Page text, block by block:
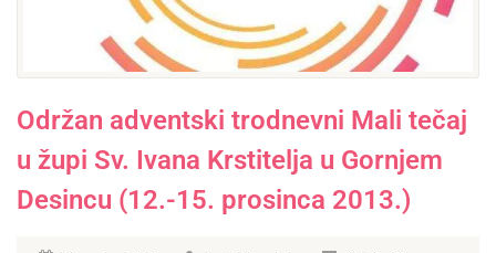
Održan adventski trodnevni Mali tečaj
u župi Sv. Ivana Krstitelja u Gornjem
Desincu (12.-15. prosinca 2013.)